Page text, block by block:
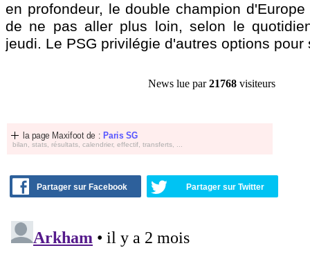
en profondeur, le double champion
de ne pas aller plus loin, selon le
jeudi. Le PSG privilégie d'autres options pour
News lue par21768 visiteurs
la page Maxifoot de : Paris SG
bilan, stats, résultats, calendrier, effectif, transferts, ...
Partager sur Facebook Partager sur Twitter